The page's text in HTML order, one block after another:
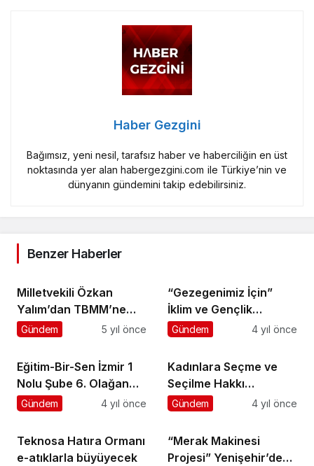
Haber Gezgini
Bağımsız, yeni nesil, tarafsız haber ve haberciliğin en üst
noktasında yer alan habergezgini.com ile Türkiye’nin ve
dünyanın gündemini takip edebilirsiniz.
Benzer Haberler
Milletvekili Özkan
Yalım’dan TBMM’ne
Kanun Teklifi sundu
Gündem 5 yıl önce
“Gezegenimiz İçin”
İklim ve Gençlik
Buluşması
Gündem 4 yıl önce
Eğitim-Bir-Sen İzmir 1
Nolu Şube 6. Olağan
Genel Kurulu Yapıldı
Gündem 4 yıl önce
Kadınlara Seçme ve
Seçilme Hakkı
Tanınmasının
Ödemiş’te Kutlandı
Gündem 4 yıl önce
Teknosa Hatıra Ormanı
e-atıklarla büyüyecek
“Merak Makinesi
Projesi” Yenişehir’de